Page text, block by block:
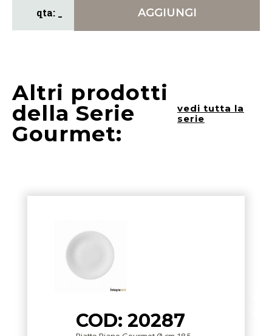
AGGIUNGI
Altri prodotti
della Serie
Gourmet:
vedi tutta la
serie
COD: 20287